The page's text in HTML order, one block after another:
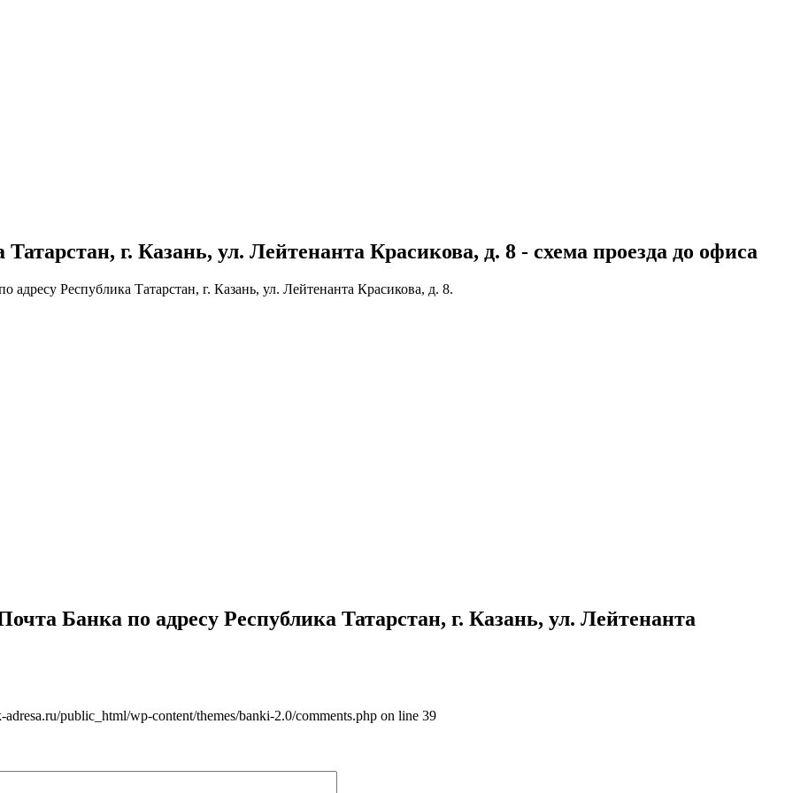
г. Казань, ул. Лейтенанта Красикова, д. 8 - схема проезда до офиса
Республика Татарстан, г. Казань, ул. Лейтенанта Красикова, д. 8.
Банка по адресу Республика Татарстан, г. Казань, ул. Лейтенанта
public_html/wp-content/themes/banki-2.0/comments.php on line 39